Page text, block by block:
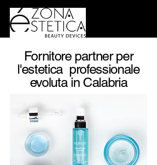
Fornitore partner per
l'estetica professionale
evoluta in Calabria